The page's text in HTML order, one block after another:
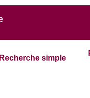
Recherche simple